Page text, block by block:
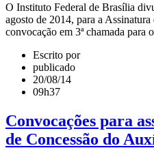
O Instituto Federal de Brasília
agosto de 2014, para a
convocação em 3ª chamada
Escrito por
publicado
20/08/14
09h37
Convocações para
de Concessão do